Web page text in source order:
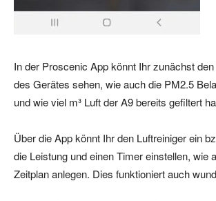
In der Proscenic App könnt Ihr zunächst
des Gerätes sehen, wie auch die PM2.5
und wie viel m³ Luft der A9 bereits gefiltert
Über die App könnt Ihr den Luftreiniger ein
die Leistung und einen Timer einstellen, wie
Zeitplan anlegen. Dies funktioniert auch